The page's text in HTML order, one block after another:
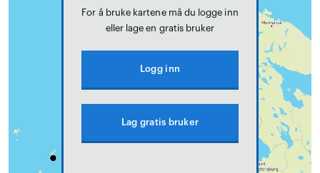
For å bruke kartene må du logge inn
eller lage en gratis bruker
Logg inn
Lag gratis bruker